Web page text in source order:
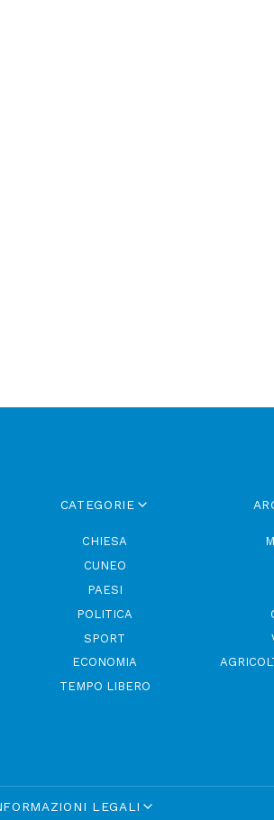
CATEGORIE
CHIESA
CUNEO
PAESI
POLITICA
SPORT
ECONOMIA
TEMPO LIBERO
LEGALI